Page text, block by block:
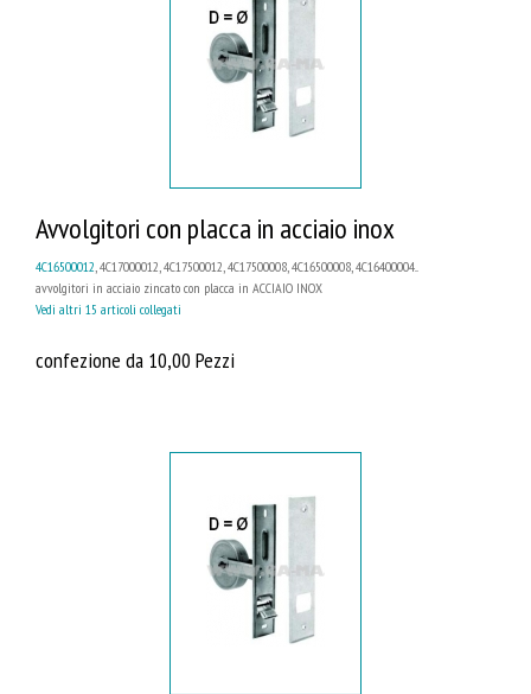
Avvolgitori con placca in acciaio inox
4C16500012, 4C17000012, 4C17500012, 4C17500008, 4C16500008, 4C16400004...
avvolgitori in acciaio zincato con placca in ACCIAIO INOX
Vedi altri 15 articoli collegati
confezione da 10,00 Pezzi